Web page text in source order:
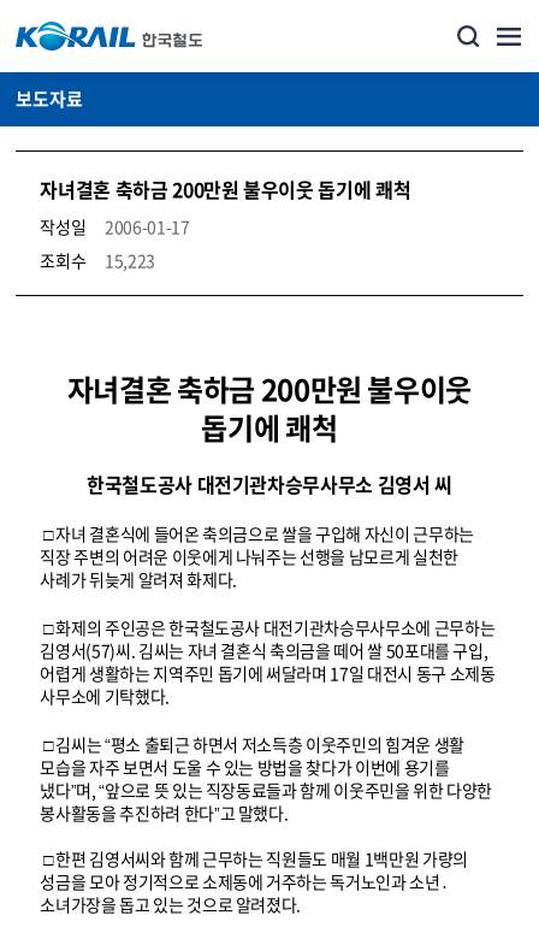
보도자료
자녀결혼 축하금 200만원 불우이웃 돕기에 쾌척
작성일
2006-01-17
조회수
15,223
뉴스·홍보_보도자료 상세보기 – 내용, 파일, 담당자 연락처로 구성
자녀결혼 축하금 200만원 불우이웃
돕기에 쾌척
한국철도공사 대전기관차승무사무소 김영서 씨
□ 자녀 결혼식에 들어온 축의금으로 쌀을 구입해 자신이 근무하는
직장 주변의 어려운 이웃에게 나눠주는 선행을 남모르게 실천한
사례가 뒤늦게 알려져 화제다.
□ 화제의 주인공은 한국철도공사 대전기관차승무사무소에 근무하는
김영서(57)씨. 김씨는 자녀 결혼식 축의금을 떼어 쌀 50포대를 구입,
어렵게 생활하는 지역주민 돕기에 써달라며 17일 대전시 동구 소제동
사무소에 기탁했다.
□ 김씨는 “평소 출퇴근 하면서 저소득층 이웃주민의 힘겨운 생활
모습을 자주 보면서 도울 수 있는 방법을 찾다가 이번에 용기를
냈다”며, “앞으로 뜻 있는 직장동료들과 함께 이웃주민을 위한 다양한
봉사활동을 추진하려 한다”고 말했다.
□ 한편 김영서씨와 함께 근무하는 직원들도 매월 1백만원 가량의
성금을 모아 정기적으로 소제동에 거주하는 독거노인과 소년․
소녀가장을 돕고 있는 것으로 알려졌다.